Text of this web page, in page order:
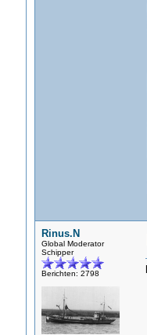
Rinus.N
Global Moderator
Schipper
Berichten: 2798